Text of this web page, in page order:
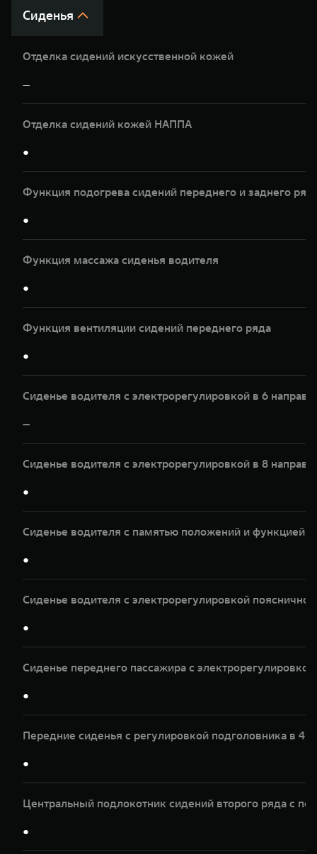
Сиденья
Отделка сидений искусственной кожей
—
Отделка сидений кожей НАППА
●
Функция подогрева сидений переднего и заднего
●
Функция массажа сиденья водителя
●
Функция вентиляции сидений переднего ряда
●
Сиденье водителя с электрорегулировкой в 6
—
Сиденье водителя с электрорегулировкой в 8
●
Сиденье водителя с памятью положений и функцией
●
Сиденье водителя с электрорегулировкой
●
Сиденье переднего пассажира с
●
Передние сиденья с регулировкой подголовника в 4
●
Центральный подлокотник сидений второго ряда с
●